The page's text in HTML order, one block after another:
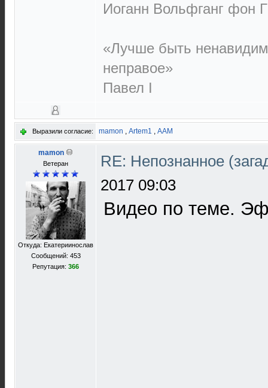
Иоганн Вольфганг фон
«Лучше быть
неправое»
Павел I
Выразили согласие: mamon , Artem1 , AAM
mamon
Ветеран
Откуда: Екатериинослав
Сообщений: 453
Репутация: 366
RE: Непознанное
2017 09:03
Видео по теме.